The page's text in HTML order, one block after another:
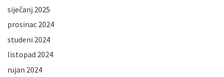
siječanj 2025
prosinac 2024
studeni 2024
listopad 2024
rujan 2024